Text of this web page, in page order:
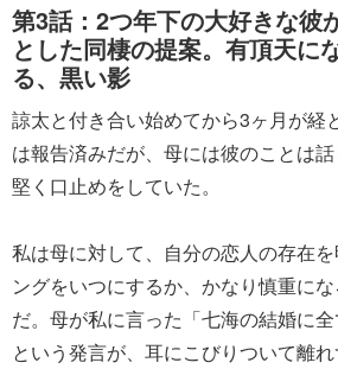
第3話：2つ年下の大好きな彼
とした同棲の提案。有頂天に
る、黒い影
諒太と付き合い始めてから3ヶ月が経
は報告済みだが、母には彼のことは
堅く口止めをしていた。
私は母に対して、自分の恋人の存在
ングをいつにするか、かなり慎重に
だ。母が私に言った「七海の結婚に全
という発言が、耳にこびりついて離れ